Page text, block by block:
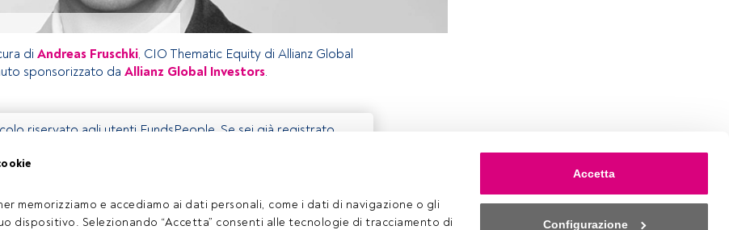
memorizziamo e accediamo ai dati personali, come i dati di navigazione o gli
dispositivo. Selezionando “Accetta” consenti alle tecnologie di tracciamento di
Accetta
Configurazione
di Andreas Fruschki, CIO Thematic Equity di Allianz Global
sponsorizzato da Allianz Global Investors.
riservato agli utenti FundsPeople. Se sei già registrato,
tutti i contenuti che FundsPeople ha da offrire.